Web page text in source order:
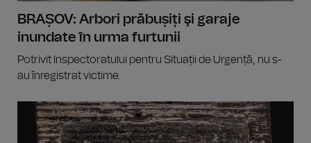
BRAȘOV: Arbori prăbușiți şi garaje
inundate în urma furtunii
Potrivit Inspectoratului pentru Situații de Urgență, nu s-
au înregistrat victime.